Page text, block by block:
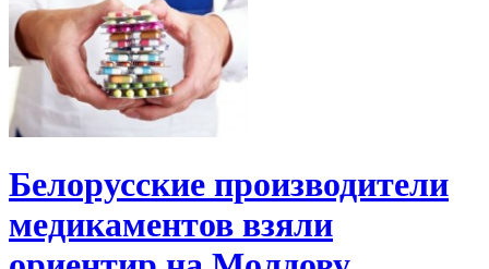
Белорусские производители
медикаментов взяли